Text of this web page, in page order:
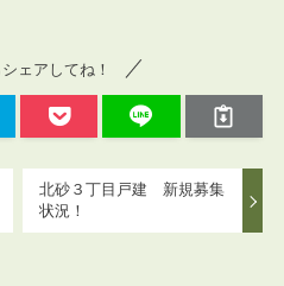
ェアしてね！
北砂３丁目戸建 新規募集
状況！